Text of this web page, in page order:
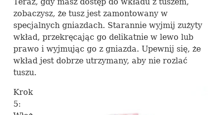
zobaczysz, że tusz jest zamontowany w
specjalnych gniazdach. Starannie wyjmij zużyty
wkład, przekręcając go delikatnie w lewo lub
prawo i wyjmując go z gniazda. Upewnij się, że
wkład jest dobrze utrzymany, aby nie rozlać
tuszu.
Krok
5: